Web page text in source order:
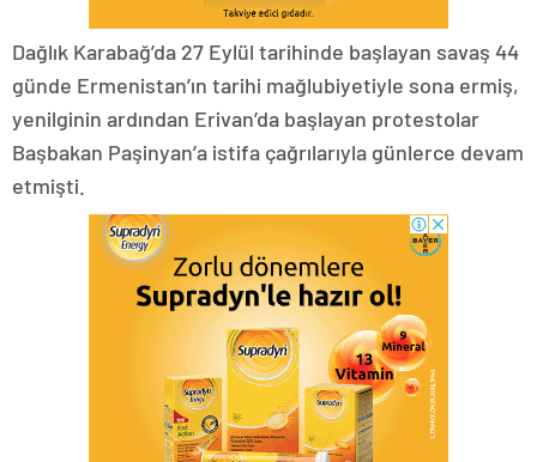
Dağlık Karabağ’da 27 Eylül tarihinde başlayan savaş 44
günde Ermenistan’ın tarihi mağlubiyetiyle sona ermiş,
yenilginin ardından Erivan’da başlayan protestolar
Başbakan Paşinyan’a istifa çağrılarıyla günlerce devam
etmişti.